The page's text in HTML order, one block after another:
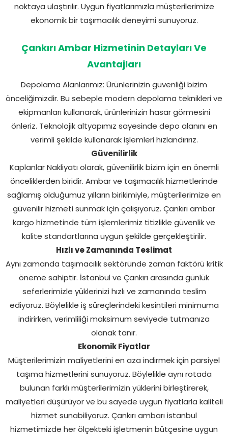
noktaya ulaştırılır. Uygun fiyatlarımızla müşterilerimize
ekonomik bir taşımacılık deneyimi sunuyoruz.
Çankırı Ambar Hizmetinin Detayları Ve
Avantajları
Depolama Alanlarımız: Ürünlerinizin güvenliği bizim
önceliğimizdir. Bu sebeple modern depolama teknikleri ve
ekipmanları kullanarak, ürünlerinizin hasar görmesini
önleriz. Teknolojik altyapımız sayesinde depo alanını en
verimli şekilde kullanarak işlemleri hızlandırırız.
Güvenilirlik
Kaplanlar Nakliyatı olarak, güvenilirlik bizim için en önemli
önceliklerden biridir. Ambar ve taşımacılık hizmetlerinde
sağlamış olduğumuz yılların birikimiyle, müşterilerimize en
güvenilir hizmeti sunmak için çalışıyoruz. Çankırı ambar
kargo hizmetinde tüm işlemlerimiz titizlikle güvenlik ve
kalite standartlarına uygun şekilde gerçekleştirilir.
Hızlı ve Zamanında Teslimat
Aynı zamanda taşımacılık sektöründe zaman faktörü kritik
öneme sahiptir. İstanbul ve Çankırı arasında günlük
seferlerimizle yüklerinizi hızlı ve zamanında teslim
ediyoruz. Böylelikle iş süreçlerindeki kesintileri minimuma
indirirken, verimliliği maksimum seviyede tutmanıza
olanak tanır.
Ekonomik Fiyatlar
Müşterilerimizin maliyetlerini en aza indirmek için parsiyel
taşıma hizmetlerini sunuyoruz. Böylelikle aynı rotada
bulunan farklı müşterilerimizin yüklerini birleştirerek,
maliyetleri düşürüyor ve bu sayede uygun fiyatlarla kaliteli
hizmet sunabiliyoruz. Çankırı ambarı istanbul
hizmetimizde her ölçekteki işletmenin bütçesine uygun